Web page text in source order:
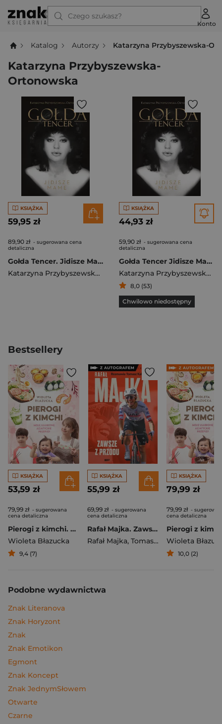
Czego szukasz?
Konto
Katalog Autorzy Katarzyna Przybyszewska-
Katarzyna Przybyszewska-
Ortonowska
KSIĄŻKA
59,95 zł
89,90 zł - sugerowana cena
detaliczna
Gołda Tencer. Jidisze Mame
Katarzyna Przybyszewska-Ortonowska
KSIĄŻKA
44,93 zł
59,90 zł - sugerowana cena
detaliczna
Gołda Tencer Jidisze Mame
Katarzyna Przybyszewska-Ortonowska
8,0 (53)
Chwilowo niedostępny
Bestsellery
KSIĄŻKA
53,59 zł
79,99 zł - sugerowana
cena detaliczna
Pierogi z kimchi. Moje ulubione azjatyckie przepisy
Wioleta Błazucka
9,4 (7)
KSIĄŻKA
55,99 zł
69,99 zł - sugerowana
cena detaliczna
Rafał Majka. Zawsze z przodu. Rozmawia Tomasz Kalemba - książka z autografem
Rafał Majka, Tomasz Kalemba
KSIĄŻKA
79,99 zł
79,99 zł -
cena detaliczna
Wioleta
10,0 (2)
Podobne wydawnictwa
Znak Literanova
Znak Horyzont
Znak
Znak Emotikon
Egmont
Znak Koncept
Znak JednymSłowem
Otwarte
Czarne